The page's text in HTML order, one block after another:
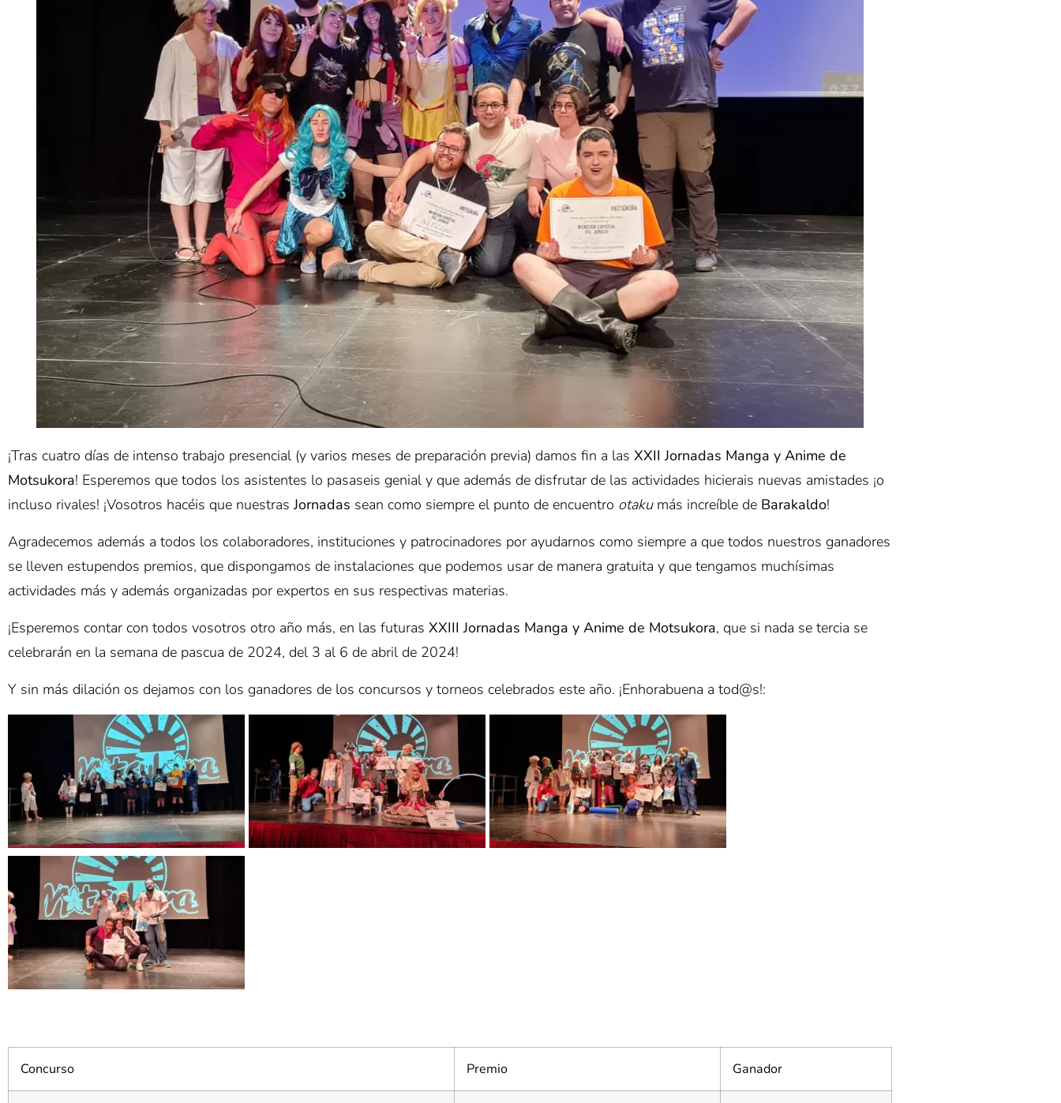
¡Tras cuatro días de intenso trabajo presencial (y varios meses de preparación previa) damos fin a las XXII Jornadas Manga y Anime de
Motsukora! Esperemos que todos los asistentes lo pasaseis genial y que además de disfrutar de las actividades hicierais nuevas amistades ¡o
incluso rivales! ¡Vosotros hacéis que nuestrasJornadas sean como siempre el punto de encuentro otakumás increíble de Barakaldo!
Agradecemos además a todos los colaboradores, instituciones y patrocinadores por ayudarnos como siempre a que todos nuestros ganadores
se lleven estupendos premios, que dispongamos de instalaciones que podemos usar de manera gratuita y que tengamos muchísimas
actividades más y además organizadas por expertos en sus respectivas materias.
¡Esperemos contar con todos vosotros otro año más, en las futuras XXIII Jornadas Manga y Anime de Motsukora, que si nada se tercia se
celebrarán en la semana de pascua de 2024, del 3 al 6 de abril de 2024!
Y sin más dilación os dejamos con los ganadores de los concursos y torneos celebrados este año. ¡Enhorabuena a tod@s!:
Concurso Premio Ganador